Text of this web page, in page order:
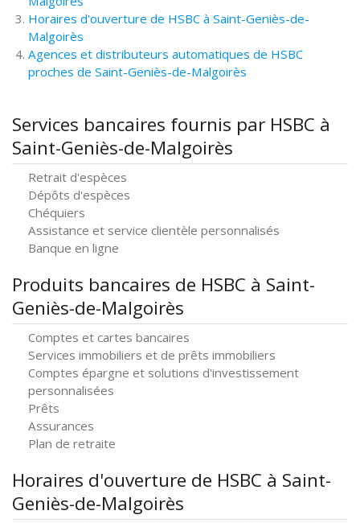
Horaires d'ouverture de HSBC à Saint-Geniès-de-
Malgoirès
Agences et distributeurs automatiques de HSBC
proches de Saint-Geniès-de-Malgoirès
Services bancaires fournis par HSBC à
Saint-Geniès-de-Malgoirès
Retrait d'espèces
Dépôts d'espèces
Chéquiers
Assistance et service clientèle personnalisés
Banque en ligne
Produits bancaires de HSBC à Saint-
Geniès-de-Malgoirès
Comptes et cartes bancaires
Services immobiliers et de prêts immobiliers
Comptes épargne et solutions d'investissement
personnalisées
Prêts
Assurances
Plan de retraite
Horaires d'ouverture de HSBC à Saint-
Geniès-de-Malgoirès